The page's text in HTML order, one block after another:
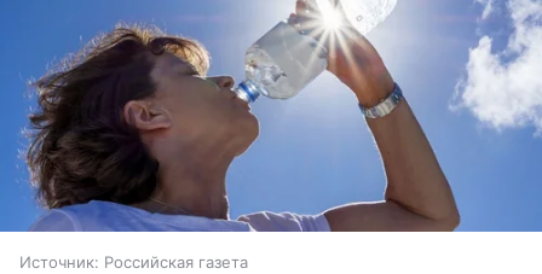
Источник: Российская газета